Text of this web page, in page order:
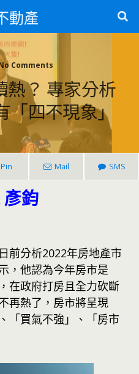
動產
Comments
熱？ 專家分析
「四不現象」
Pin Mail SMS
鈞
前分析2022年房地產市
，他認為今年房市是
在政府打房且全力砍斷
再熱了，房市將呈現
「買氣不強」、「房市